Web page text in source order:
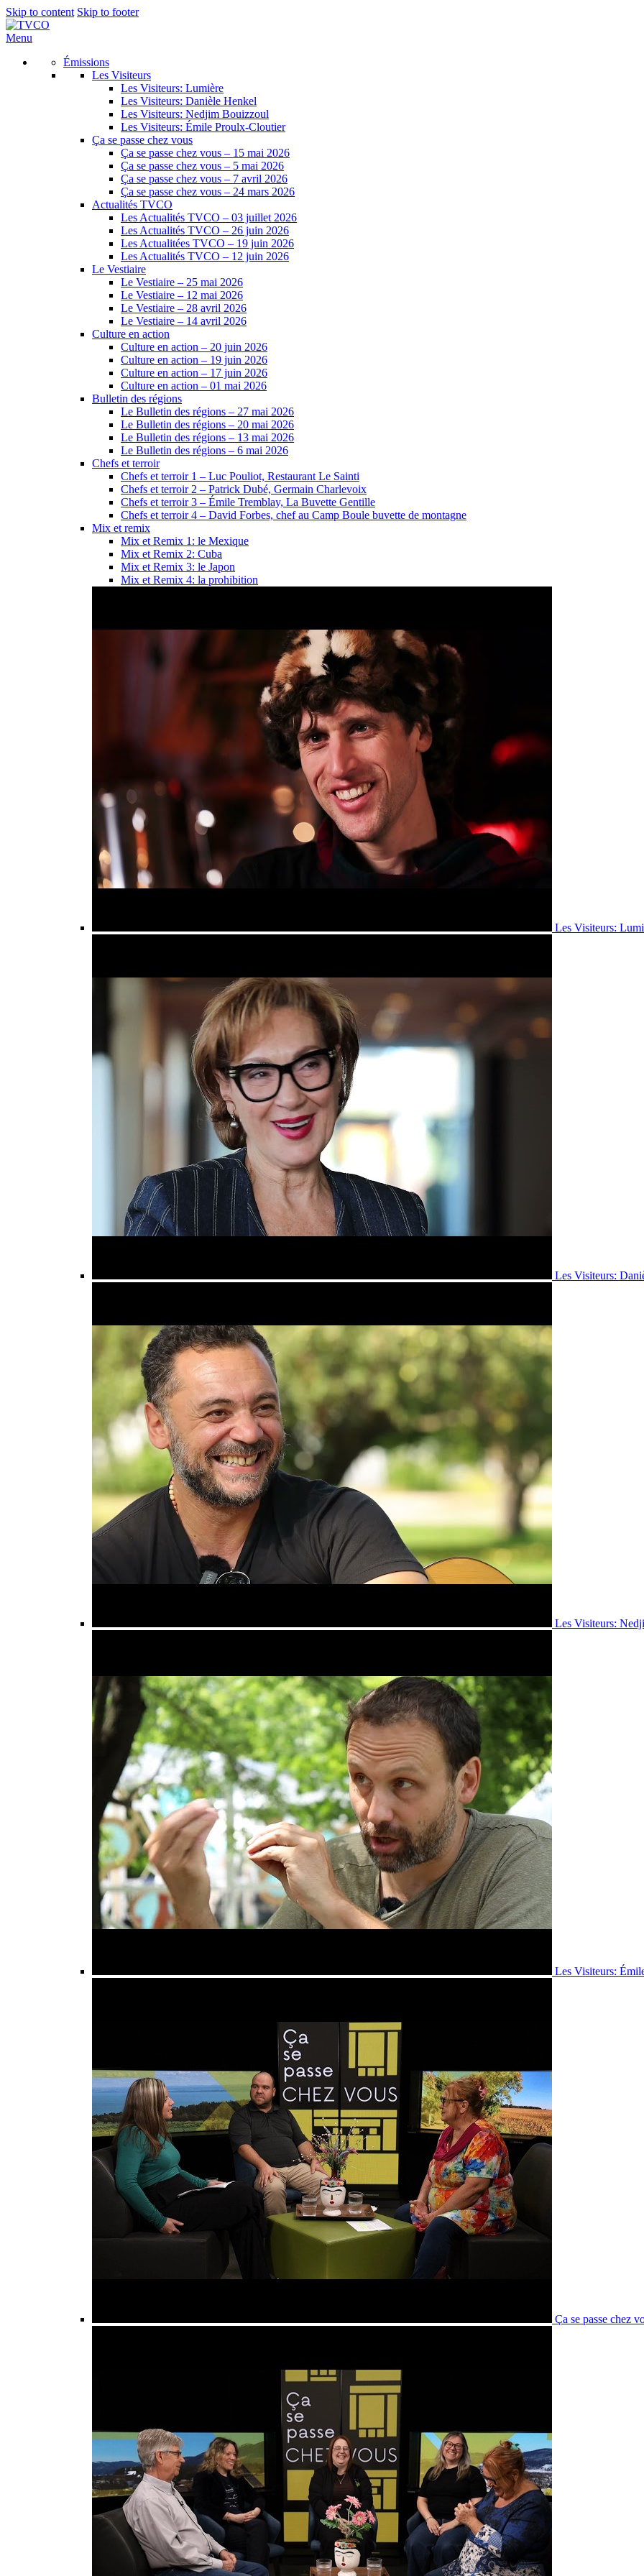
Skip to content Skip to footer
Menu
Émissions
Les Visiteurs
Les Visiteurs: Lumière
Les Visiteurs: Danièle Henkel
Les Visiteurs: Nedjim Bouizzoul
Les Visiteurs: Émile Proulx-Cloutier
Ça se passe chez vous
Ça se passe chez vous – 15 mai 2026
Ça se passe chez vous – 5 mai 2026
Ça se passe chez vous – 7 avril 2026
Ça se passe chez vous – 24 mars 2026
Actualités TVCO
Les Actualités TVCO – 03 juillet 2026
Les Actualités TVCO – 26 juin 2026
Les Actualitées TVCO – 19 juin 2026
Les Actualités TVCO – 12 juin 2026
Le Vestiaire
Le Vestiaire – 25 mai 2026
Le Vestiaire – 12 mai 2026
Le Vestiaire – 28 avril 2026
Le Vestiaire – 14 avril 2026
Culture en action
Culture en action – 20 juin 2026
Culture en action – 19 juin 2026
Culture en action – 17 juin 2026
Culture en action – 01 mai 2026
Bulletin des régions
Le Bulletin des régions – 27 mai 2026
Le Bulletin des régions – 20 mai 2026
Le Bulletin des régions – 13 mai 2026
Le Bulletin des régions – 6 mai 2026
Chefs et terroir
Chefs et terroir 1 – Luc Pouliot, Restaurant Le Sainti
Chefs et terroir 2 – Patrick Dubé, Germain Charlevoix
Chefs et terroir 3 – Émile Tremblay, La Buvette Gentille
Chefs et terroir 4 – David Forbes, chef au Camp Boule buvette de montagne
Mix et remix
Mix et Remix 1: le Mexique
Mix et Remix 2: Cuba
Mix et Remix 3: le Japon
Mix et Remix 4: la prohibition
Les Visiteurs:
Les Visiteurs:
Les Visiteurs:
Les Visiteurs:
Ça se passe chez